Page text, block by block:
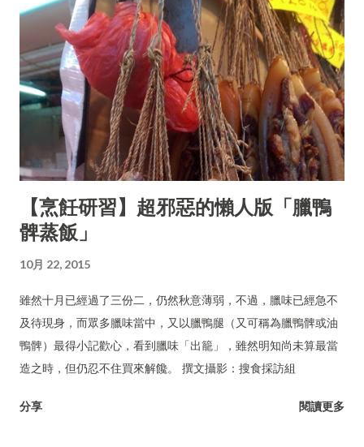
【烹飪研習】超邪惡的懶人版「臘鴨
髀蒸飯」
10月 22, 2015
雖然十月已經過了三份二，仍然秋意薄弱，不過，臘味已經急不
及待現身，而眾多臘味當中，又以臘鴨腿（又可稱為臘鴨髀或油
鴨髀）最得小記歡心，看到臘味「出籠」，雖然明知尚未算最當
造之時，但仍忍不住買來解饞。 撰文攝影：搜食採訪組
分享 閱讀更多